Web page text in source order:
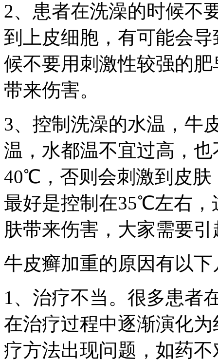
2、患者在洗澡的时候不
到上皮细胞，有可能会
候不要用刺激性较强的
带来伤害。
3、控制洗澡的水温，牛
温，水都温不宜过高，
40℃，否则会刺激到皮肤
最好是控制在35℃左右，
肤带来伤害，大家需要
牛皮癣加重的原因有以下
1、治疗不当。很多患者
在治疗过程中逐渐演化
疗方法出现问题，如药